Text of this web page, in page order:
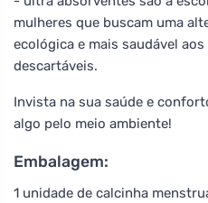
mulheres que buscam uma
ecológica e mais saudável
descartáveis.
Invista na sua saúde e
algo pelo meio ambiente!
Embalagem:
1 unidade de calcinha